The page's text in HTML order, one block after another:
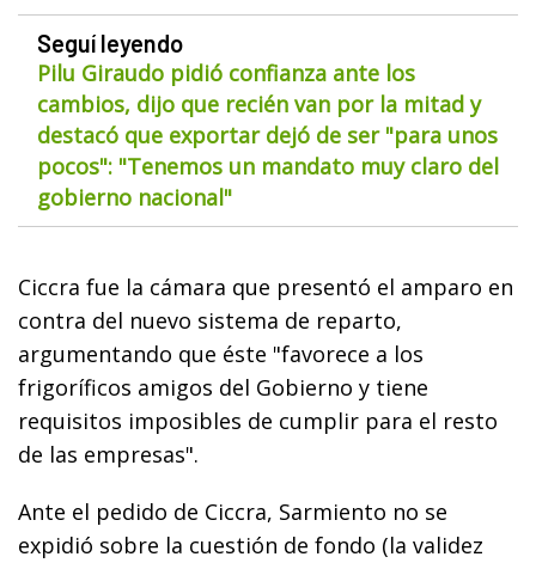
Seguí leyendo
Pilu Giraudo pidió confianza ante los
cambios, dijo que recién van por la mitad y
destacó que exportar dejó de ser "para unos
pocos": "Tenemos un mandato muy claro del
gobierno nacional"
Ciccra fue la cámara que presentó el amparo en
contra del nuevo sistema de reparto,
argumentando que éste "favorece a los
frigoríficos amigos del Gobierno y tiene
requisitos imposibles de cumplir para el resto
de las empresas".
Ante el pedido de Ciccra, Sarmiento no se
expidió sobre la cuestión de fondo (la validez